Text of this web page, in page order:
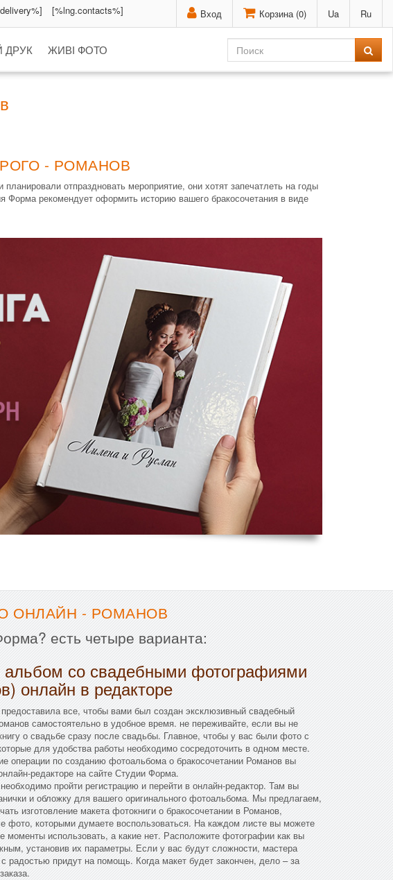
Вход Корзина (0) Ua Ru
[%lng.contacts%]
ДРУК ЖИВІ ФОТО
- РОМАНОВ
отпраздновать мероприятие, они хотят запечатлеть на годы
рекомендует оформить историю вашего бракосочетания в виде
ОНЛАЙН - РОМАНОВ
есть четыре варианта:
альбом со свадебными фотографиями
онлайн в редакторе
все, чтобы вами был создан эксклюзивный свадебный
самостоятельно в удобное время. не переживайте, если вы не
о свадьбе сразу после свадьбы. Главное, чтобы у вас были фото с
для удобства работы необходимо сосредоточить в одном месте.
операции по созданию фотоальбома о бракосочетании Романов вы
редакторе на сайте Студии Форма.
пройти регистрацию и перейти в онлайн-редактор. Там вы
и обложку для вашего оригинального фотоальбома. Мы предлагаем,
изготовление макета фотокниги о бракосочетании в Романов,
фото, которыми думаете воспользоваться. На каждом листе вы можете
моменты использовать, а какие нет. Расположите фотографии как вы
установив их параметры. Если у вас будут сложности, мастера
радостью придут на помощь. Когда макет будет закончен, дело – за